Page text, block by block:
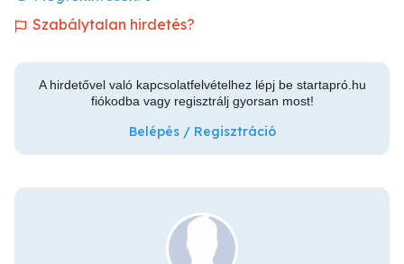
Szabálytalan hirdetés?
A hirdetővel való kapcsolatfelvételhez lépj be startapró.hu
fiókodba vagy regisztrálj gyorsan most!
Belépés / Regisztráció